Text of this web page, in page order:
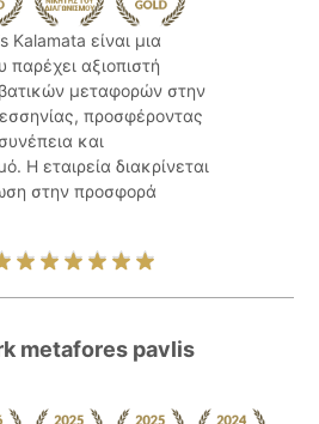
Kalamata είναι μια
παρέχει αξιοπιστή
μεταφορών στην
προσφέροντας
και
Η εταιρεία διακρίνεται
στην προσφορά
metafores pavlis